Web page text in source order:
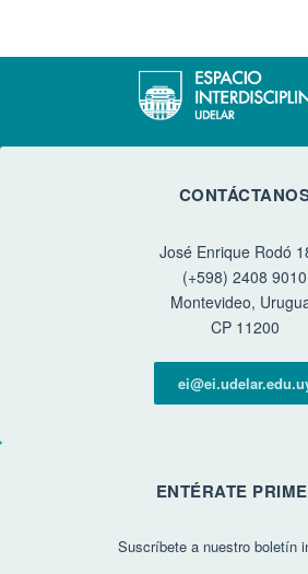
José Enrique Rodó
(+598) 2408 9010
Montevideo,
CP 11200
ENTÉRATE
Suscríbete a nuestro boletín